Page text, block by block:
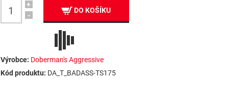
+
-
DO KOŠÍKU
Výrobce: Doberman's Aggressive
Kód produktu: DA_T_BADASS-TS175